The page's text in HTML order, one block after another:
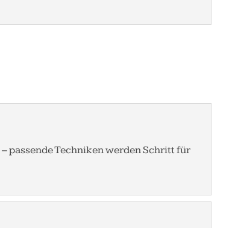
passende Techniken werden Schritt für